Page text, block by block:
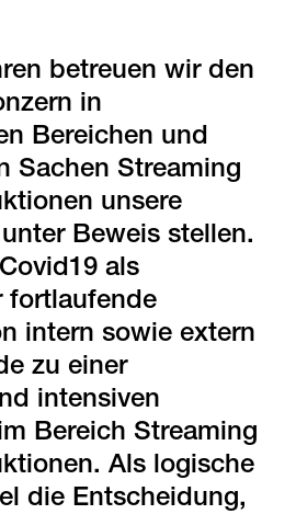
kontakt
betreuen wir den
in
Bereichen und
Sachen Streaming
unsere
Beweis stellen.
als
fortlaufende
intern sowie extern
zu einer
intensiven
Bereich Streaming
Als logische
die Entscheidung,